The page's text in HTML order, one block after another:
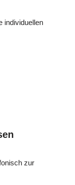
individuellen
zur